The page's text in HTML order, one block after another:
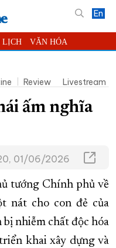
En
LỊCH VĂN HÓA
BẠN ĐỌC PHÓNG SỰ
BÁO ONLINE
ĐIỆN
TRIỂN TỈNH KHÁNH HÒA
Review Livestream
ấm nghĩa
01/06/2026
tướng Chính phủ về
nát cho con đẻ của
nhiễm chất độc hóa
khai xây dựng và